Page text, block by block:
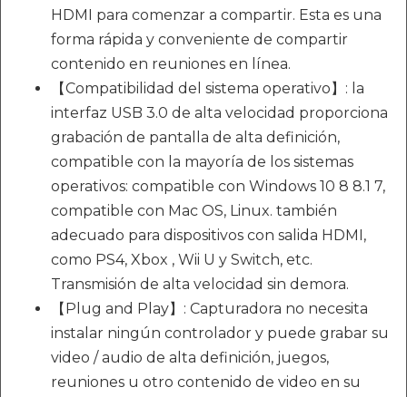
HDMI para comenzar a compartir. Esta es una
forma rápida y conveniente de compartir
contenido en reuniones en línea.
【Compatibilidad del sistema operativo】: la
interfaz USB 3.0 de alta velocidad proporciona
grabación de pantalla de alta definición,
compatible con la mayoría de los sistemas
operativos: compatible con Windows 10 8 8.1 7,
compatible con Mac OS, Linux. también
adecuado para dispositivos con salida HDMI,
como PS4, Xbox , Wii U y Switch, etc.
Transmisión de alta velocidad sin demora.
【Plug and Play】: Capturadora no necesita
instalar ningún controlador y puede grabar su
video / audio de alta definición, juegos,
reuniones u otro contenido de video en su